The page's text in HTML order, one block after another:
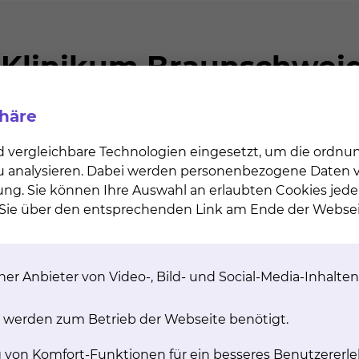
Pathologie entwickelt und wird seit März 2001 als
diese abteilungsübergreifende Kooperation
und materielle Aufwendungen möglichst effektiv zu
an uns wenden
und Fettstoffwechselstörungen
vergleichbare Technologien eingesetzt, um die
Dabei werden personenbezogene Daten
Sie können Ihre Auswahl an erlaubten Cookies
über den entsprechenden Link am Ende der
Anbieter von Video-, Bild- und Social-Media-
werden zum Betrieb der Webseite benötigt.
Komfort-Funktionen für ein besseres